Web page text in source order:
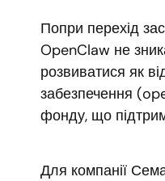
Попри перехід
OpenClaw не
розвиватися як
забезпечення
фонду, що
Для компанії